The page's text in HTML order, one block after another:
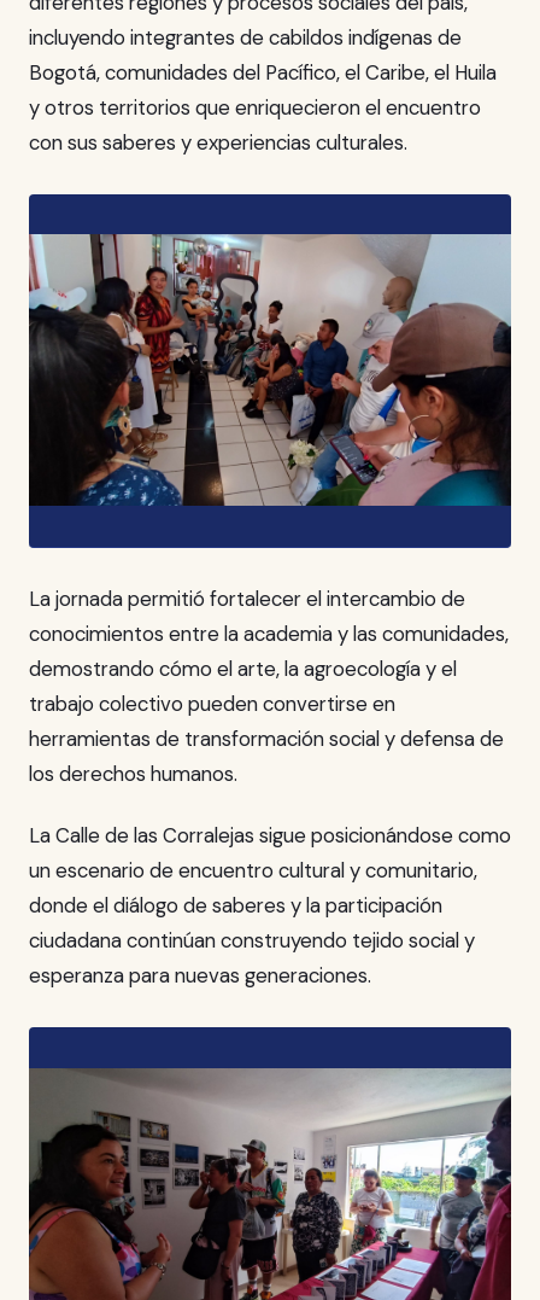
incluyendo integrantes de cabildos indígenas de
Bogotá, comunidades del Pacífico, el Caribe, el Huila
y otros territorios que enriquecieron el encuentro
con sus saberes y experiencias culturales.
La jornada permitió fortalecer el intercambio de
conocimientos entre la academia y las comunidades,
demostrando cómo el arte, la agroecología y el
trabajo colectivo pueden convertirse en
herramientas de transformación social y defensa de
los derechos humanos.
La Calle de las Corralejas sigue posicionándose como
un escenario de encuentro cultural y comunitario,
donde el diálogo de saberes y la participación
ciudadana continúan construyendo tejido social y
esperanza para nuevas generaciones.